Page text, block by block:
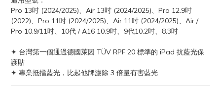
Pro 13吋 (2024/2025)、Air 13吋 (2024/2025)、Pro 12.9吋
(2022)、Pro 11吋 (2024/2025)、Air 11吋 (2024/2025)、Air /
Pro 10.9/11吋、10代 / A16 10.9吋、9代10.2吋、8.3吋
✦ 台灣第一個通過德國萊因 TÜV RPF 20 標準的 iPad 抗藍光保
護貼
✦ 專業抵擋藍光，比起他牌濾除 3 倍量有害藍光